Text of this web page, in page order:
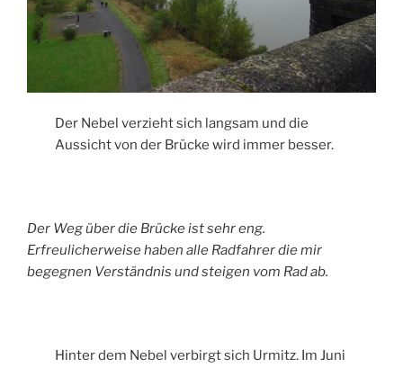
Der Nebel verzieht sich langsam und die
Aussicht von der Brücke wird immer besser.
Der Weg über die Brücke ist sehr eng.
Erfreulicherweise haben alle Radfahrer die mir
begegnen Verständnis und steigen vom Rad ab.
Hinter dem Nebel verbirgt sich Urmitz. Im Juni